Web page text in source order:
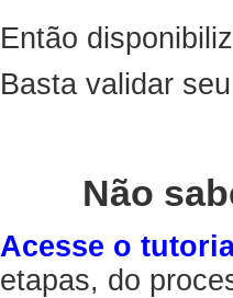
Então
Basta validar
Não
Acesse o
etapas, do